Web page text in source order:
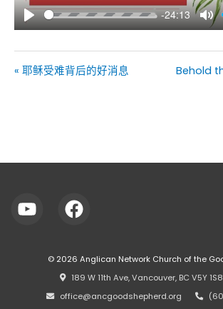
Play
-24:13
« 耶稣受难背后的好消息
Behold
© 2026 Anglican Network Church of the
⠀189 W 11th Ave, Vancouver, BC V5Y
⠀office@ancgoodshepherd.org